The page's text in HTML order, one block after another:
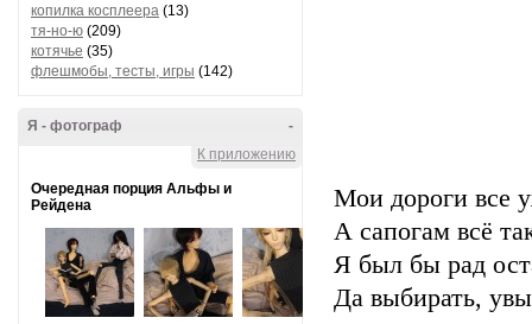
копилка косплеера (13)
тя-но-ю (209)
котячье (35)
флешмобы, тесты, игры (142)
-
Я - фотограф
К приложению
Очередная порция Альфы и
Рейдена
Мои дороги все
А сапогам всё
Я был бы рад
Да выбирать,